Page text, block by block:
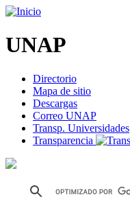
UNAP
Directorio
Mapa de sitio
Descargas
Correo UNAP
Transp. Universidades
Transparencia